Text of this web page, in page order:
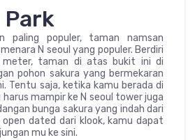
Park
paling populer, taman namsan
N seoul yang populer. Berdiri
taman di atas bukit ini di
pohon sakura yang bermekaran
Tentu saja, ketika kamu berada di
mampir ke N seoul tower juga
bunga sakura yang indah dari
dated dari klook, kamu dapat
mu ke sini.